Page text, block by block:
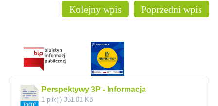
Poprzedni wpis
Kolejny wpis
Perspektywy 3P - Informacja
1 plik(i) 351.01 KB